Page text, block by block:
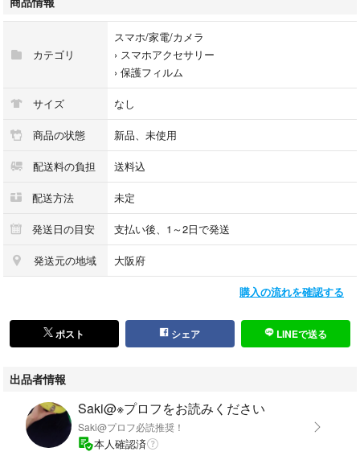
2.5Dラウンドエッジデザインで、取り付けも簡単。敏感でスムーズな操作
- 素材: 強化ガラス
- エッジタイプ: 2.5Dラウンドエッジ
- コーティング: オレオフォビックコーティング
- 取り付けの容易さ: 簡単に取り付け可能
- 耐衝撃性: アンチバースト
- 感度: 敏感でスムーズ
- エッジデザイン: ラウンドエッジ
ご覧いただきありがとうございます。
#ガラスフィルム
#モトローラ
#強化ガラスフィルム
カテゴリ
スマホ/家電/カメラ
› スマホアクセサリー
› 保護フィルム
サイズ なし
商品の状態 新品、未使用
配送料の負担 送料込
配送方法 未定
発送日の目安 支払い後、1～2日で発送
発送元の地域 大阪府
購入の流れを確認する
ポスト シェア LINEで送る
出品者情報
Saki@※プロフをお読みください
Saki@プロフ必読推奨！
本人確認済